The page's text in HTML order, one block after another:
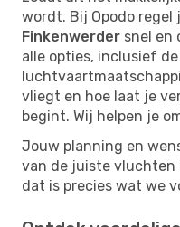
wordt. Bij Opodo regel
Finkenwerder snel en
alle opties, inclusief de
vliegt en hoe laat je
begint. Wij helpen je
Jouw planning en
van de juiste vluchten
dat is precies wat we